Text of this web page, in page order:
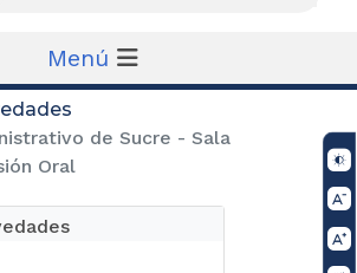
Menú
de Sucre - Sala
Oral